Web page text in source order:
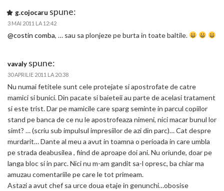
g.cojocaru spune:
3 MAI 2011 LA 12:42
@costin comba, … sau sa plonjeze pe burta in toate baltile.
vavaly spune:
30 APRILIE 2011 LA 20:38
Nu numai fetitele sunt cele protejate si apostrofate de catre
mamici si bunici. Din pacate si baieteii au parte de acelasi tratament
si este trist. Dar pe mamicile care sparg seminte in parcul copiilor
stand pe banca de ce nu le apostrofeaza nimeni, nici macar bunul lor
simt? … (scriu sub impulsul impresiilor de azi din parc)… Cat despre
murdarit… Dante al meu a avut in toamna o perioada in care umbla
pe strada deabusilea , fiind de aproape doi ani. Nu oriunde, doar pe
langa bloc si in parc. Nici nu m-am gandit sa-l opresc, ba chiar ma
amuzau comentariile pe care le tot primeam.
Astazi a avut chef sa urce doua etaje in genunchi…obosise